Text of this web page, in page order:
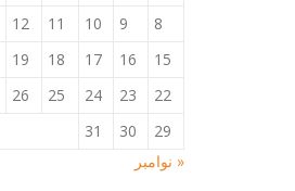
8
9
10
11
12
15
16
17
18
19
22
23
24
25
26
29
30
31
« نوامبر